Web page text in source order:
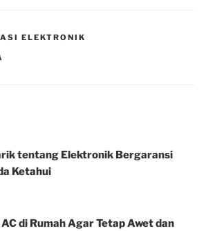
ELEKTRONIK
tentang Elektronik Bergaransi
Ketahui
di Rumah Agar Tetap Awet dan